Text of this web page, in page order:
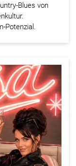
Blues von
Potenzial.